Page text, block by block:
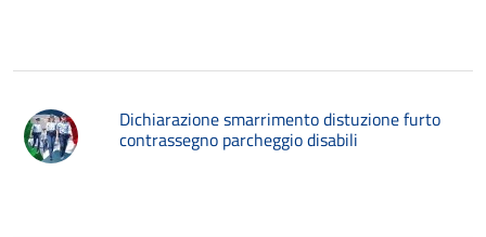
Dichiarazione smarrimento distuzione furto
contrassegno parcheggio disabili